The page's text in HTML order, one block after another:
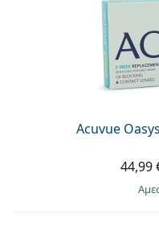
Acuvue
44,99